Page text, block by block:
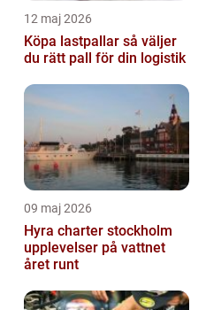
12 maj 2026
Köpa lastpallar så väljer
du rätt pall för din logistik
09 maj 2026
Hyra charter stockholm
upplevelser på vattnet
året runt